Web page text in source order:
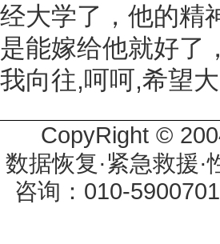
经大学了，他的精
是能嫁给他就好了
我向往,呵呵,希望
CopyRight ©
数据恢复·紧急救援
咨询：010-